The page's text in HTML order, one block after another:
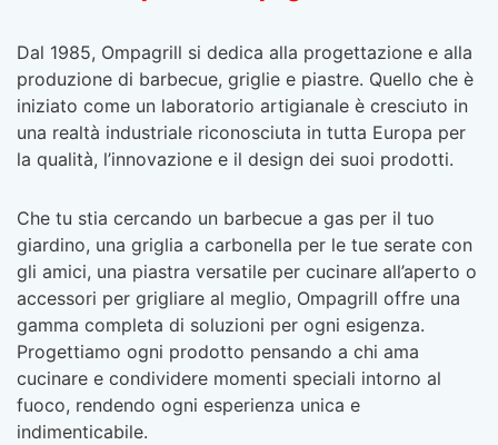
Dal 1985, Ompagrill si dedica alla progettazione e alla
produzione di barbecue, griglie e piastre. Quello che è
iniziato come un laboratorio artigianale è cresciuto in
una realtà industriale riconosciuta in tutta Europa per
la qualità, l’innovazione e il design dei suoi prodotti.
Che tu stia cercando un barbecue a gas per il tuo
giardino, una griglia a carbonella per le tue serate con
gli amici, una piastra versatile per cucinare all’aperto o
accessori per grigliare al meglio, Ompagrill offre una
gamma completa di soluzioni per ogni esigenza.
Progettiamo ogni prodotto pensando a chi ama
cucinare e condividere momenti speciali intorno al
fuoco, rendendo ogni esperienza unica e
indimenticabile.